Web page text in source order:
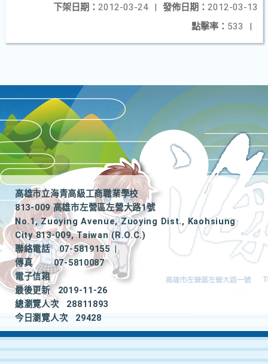
發佈日期： 2012-03-13
下架日期： 2012-03-24
|
點擊率： 533 |
高雄市立海青高級工商職業學校
813-009 高雄市左營區左營大路1號
No.1, Zuoying Avenue, Zuoying Dist., Kaohsiung
City 813-009, Taiwan (R.O.C.)
聯絡電話
07-5819155
|
傳真
07-5810087
電子信箱
最後更新
2019-11-26
總瀏覽人次
28811893
今日瀏覽人次
29428